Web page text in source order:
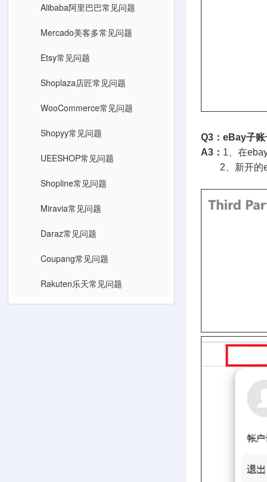
Alibaba阿里巴巴常见问题
Mercado美客多常见问题
Etsy常见问题
Shoplaza店匠常见问题
WooCommerce常见问题
Shopyy常见问题
UEESHOP常见问题
Shopline常见问题
Miravia常见问题
Daraz常见问题
Coupang常见问题
Rakuten乐天常见问题
Q3：eBay子
A3： 1、在
2、新开的